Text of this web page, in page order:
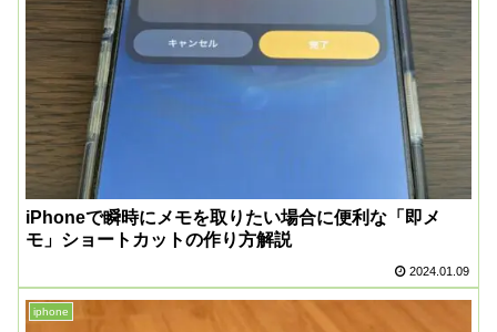
iPhoneで瞬時にメモを取りたい場合に便利な「即メ
モ」ショートカットの作り方解説
2024.01.09
iphone